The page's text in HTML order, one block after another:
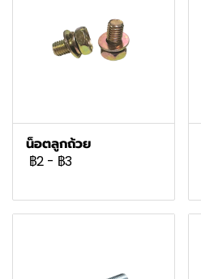
น็อตลูกถ้วย
฿2 - ฿3